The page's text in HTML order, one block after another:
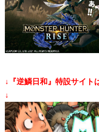
↓『逆鱗日和』特設サイト
↓